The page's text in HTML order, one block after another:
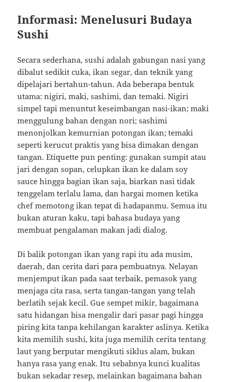
Informasi: Menelusuri Budaya
Sushi
Secara sederhana, sushi adalah gabungan nasi yang
dibalut sedikit cuka, ikan segar, dan teknik yang
dipelajari bertahun-tahun. Ada beberapa bentuk
utama: nigiri, maki, sashimi, dan temaki. Nigiri
simpel tapi menuntut keseimbangan nasi-ikan; maki
menggulung bahan dengan nori; sashimi
menonjolkan kemurnian potongan ikan; temaki
seperti kerucut praktis yang bisa dimakan dengan
tangan. Etiquette pun penting: gunakan sumpit atau
jari dengan sopan, celupkan ikan ke dalam soy
sauce hingga bagian ikan saja, biarkan nasi tidak
tenggelam terlalu lama, dan hargai momen ketika
chef memotong ikan tepat di hadapanmu. Semua itu
bukan aturan kaku, tapi bahasa budaya yang
membuat pengalaman makan jadi dialog.
Di balik potongan ikan yang rapi itu ada musim,
daerah, dan cerita dari para pembuatnya. Nelayan
menjemput ikan pada saat terbaik, pemasok yang
menjaga cita rasa, serta tangan-tangan yang telah
berlatih sejak kecil. Gue sempet mikir, bagaimana
satu hidangan bisa mengalir dari pasar pagi hingga
piring kita tanpa kehilangan karakter aslinya. Ketika
kita memilih sushi, kita juga memilih cerita tentang
laut yang berputar mengikuti siklus alam, bukan
hanya rasa yang enak. Itu sebabnya kunci kualitas
bukan sekadar resep, melainkan bagaimana bahan